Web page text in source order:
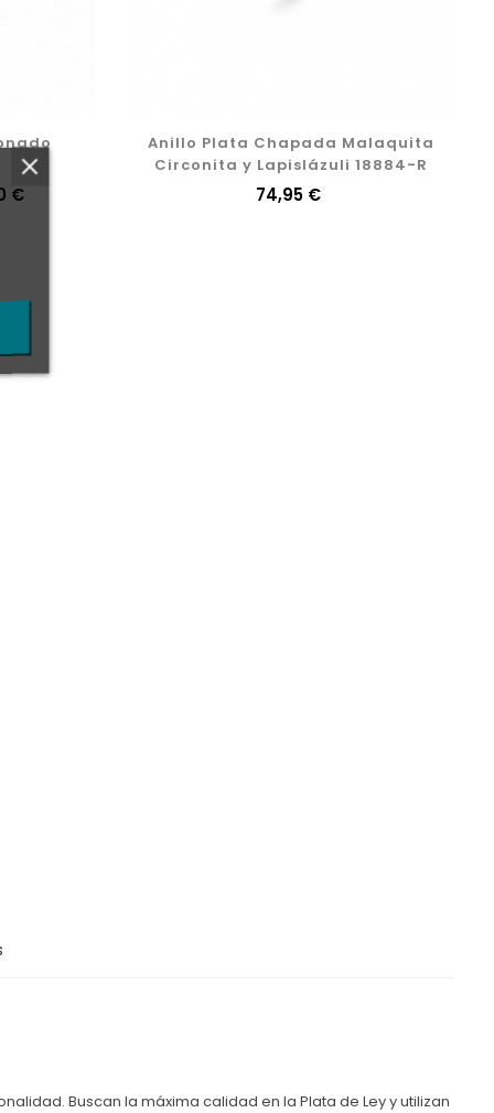
€
Anillo Plata Chapada Malaquita
Circonita y Lapislázuli 18884-R
Precio
74,95 €
Buscan la máxima calidad en la Plata de Ley y utilizan